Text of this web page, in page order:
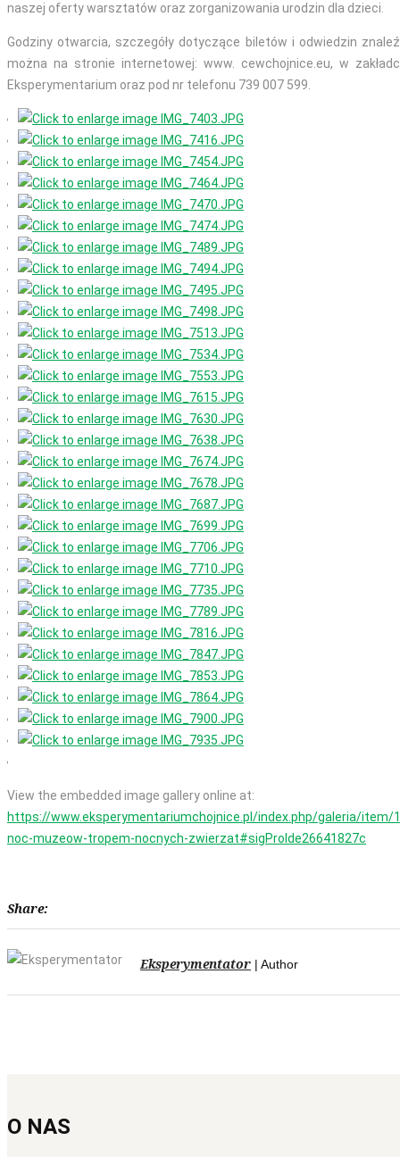
naszej oferty warsztatów oraz zorganizowania urodzin dla dzieci.
Godziny otwarcia, szczegóły dotyczące biletów i odwiedzin
można na stronie internetowej: www. cewchojnice.eu, w
Eksperymentarium oraz pod nr telefonu 739 007 599.
View the embedded image gallery online at:
https://www.eksperymentariumchojnice.pl/index.php/galeria/item/
noc-muzeow-tropem-nocnych-zwierzat#sigProIde26641827c
Share:
Eksperymentator | Author
O NAS